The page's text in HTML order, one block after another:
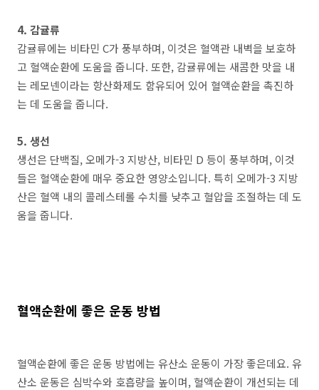
4. 감귤류
감귤류에는 비타민 C가 풍부하며, 이것은 혈액관 내벽을 보호하
고 혈액순환에 도움을 줍니다. 또한, 감귤류에는 새콤한 맛을 내
는 레모넨이라는 항산화제도 함유되어 있어 혈액순환을 촉진하
는 데 도움을 줍니다.
5. 생선
생선은 단백질, 오메가-3 지방산, 비타민 D 등이 풍부하며, 이것
들은 혈액순환에 매우 중요한 영양소입니다. 특히 오메가-3 지방
산은 혈액 내의 콜레스테롤 수치를 낮추고 혈압을 조절하는 데 도
움을 줍니다.
혈액순환에 좋은 운동 방법
혈액순환에 좋은 운동 방법에는 유산소 운동이 가장 좋은데요. 유
산소 운동은 심박수와 호흡량을 높이며, 혈액순환이 개선되는 데